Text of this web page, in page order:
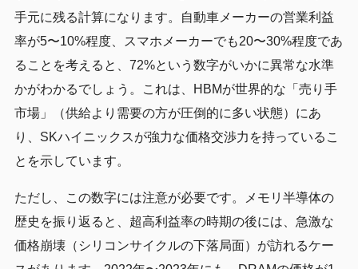
手元に残る計算になります。自動車メーカーの営業利益
率が5〜10%程度、スマホメーカーでも20〜30%程度であ
ることを考えると、72%という数字がいかに異常な水準
かがわかるでしょう。これは、HBMが世界的な「売り手
市場」（供給より需要の方が圧倒的に多い状態）にあ
り、SKハイニックスが強力な価格交渉力を持っているこ
とを示しています。
ただし、この数字には注意が必要です。メモリ半導体の
歴史を振り返ると、超高利益率の時期の後には、急激な
価格崩壊（シリコンサイクルの下落局面）が訪れるケー